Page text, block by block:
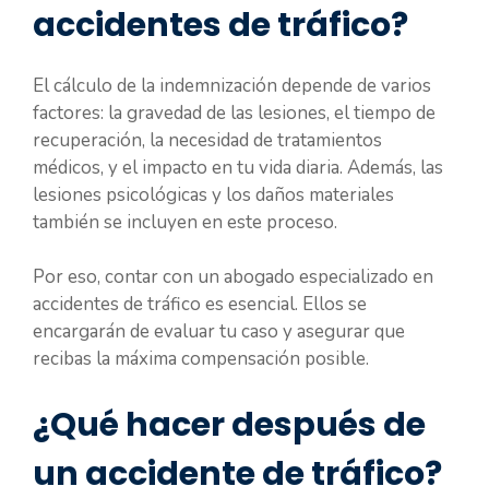
accidentes de tráfico?
El cálculo de la indemnización depende de varios
factores: la gravedad de las lesiones, el tiempo de
recuperación, la necesidad de tratamientos
médicos, y el impacto en tu vida diaria. Además, las
lesiones psicológicas y los daños materiales
también se incluyen en este proceso.
Por eso, contar con un abogado especializado en
accidentes de tráfico es esencial. Ellos se
encargarán de evaluar tu caso y asegurar que
recibas la máxima compensación posible.
¿Qué hacer después de
un accidente de tráfico?